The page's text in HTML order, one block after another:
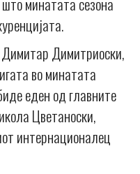
Димитриоски,
во минатата
еден од главните
Цветаноски,
интернационалец